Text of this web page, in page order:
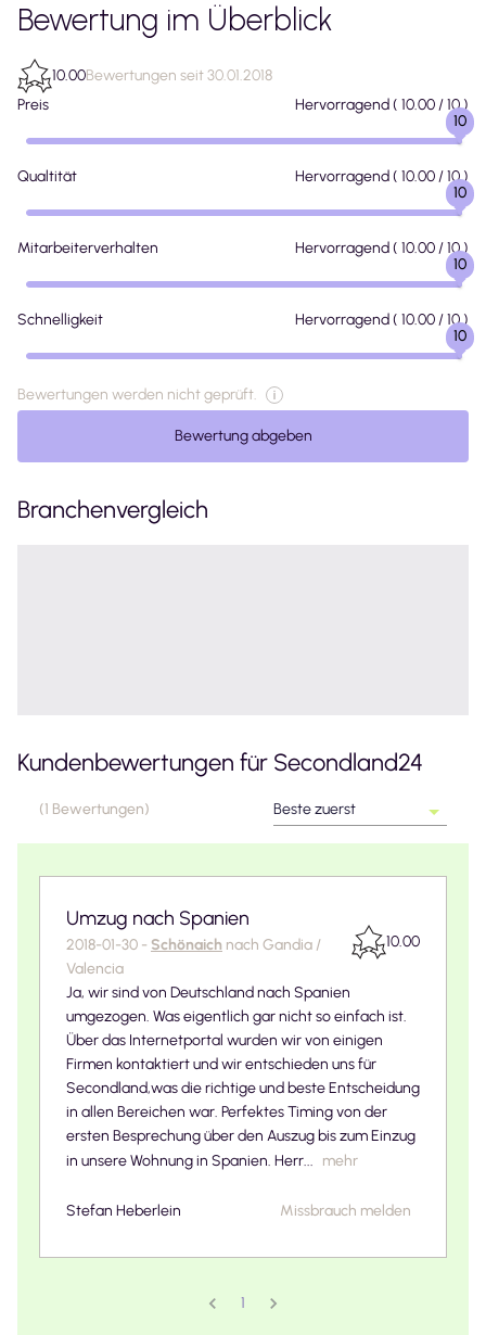
Bewertung im Überblick
10.00Bewertungen seit 30.01.2018
Preis
Hervorragend( 10.00/ 10 )
10
Qualtität Hervorragend( 10.00/ 10 )
10
Mitarbeiterverhalten Hervorragend( 10.00/ 10 )
10
Schnelligkeit Hervorragend( 10.00/ 10 )
10
Bewertungen werden nicht geprüft.
Bewertung abgeben
Branchenvergleich
Kundenbewertungen für Secondland24
(1 Bewertungen) Beste zuerst
Umzug nach Spanien
2018-01-30 - Schönaich nach Gandia /
Valencia
10.00
Ja, wir sind von Deutschland nach Spanien
umgezogen. Was eigentlich gar nicht so einfach ist.
Über das Internetportal wurden wir von einigen
Firmen kontaktiert und wir entschieden uns für
Secondland,was die richtige und beste Entscheidung
in allen Bereichen war. Perfektes Timing von der
ersten Besprechung über den Auszug bis zum Einzug
in unsere Wohnung in Spanien. Herr... mehr
Stefan Heberlein Missbrauch melden
1